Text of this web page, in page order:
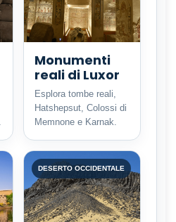
Monumenti
reali di Luxor
Esplora tombe reali,
Hatshepsut, Colossi di
Memnone e Karnak.
DESERTO OCCIDENTALE